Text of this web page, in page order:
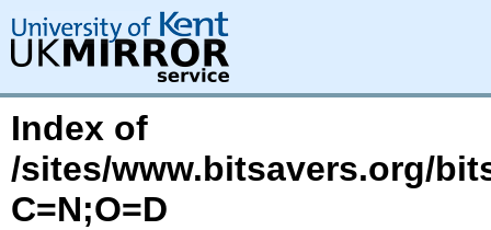
Index of
/sites/www.bitsavers.org/
C=N;O=D